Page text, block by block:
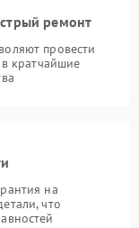
ремонт
провести
в кратчайшие
на
что